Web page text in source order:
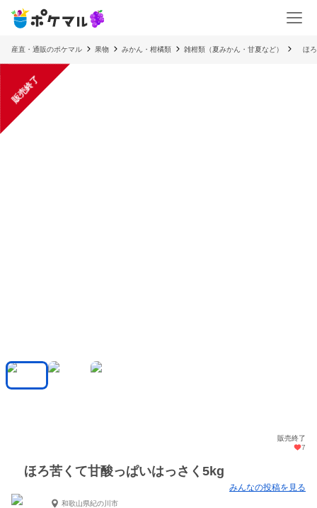
産直・通販のポケマル 果物 みかん・柑橘類 雑柑類（夏みかん・甘夏など） ほろ
販売終了
販売終了
7
ほろ苦くて甘酸っぱいはっさく5kg
みんなの投稿を見る
和歌山県紀の川市